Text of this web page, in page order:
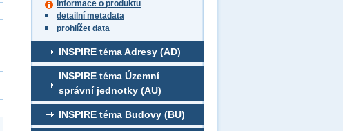
informace o produktu
detailní metadata
prohlížet data
INSPIRE téma Adresy (AD)
INSPIRE téma Územní
správní jednotky (AU)
INSPIRE téma Budovy (BU)